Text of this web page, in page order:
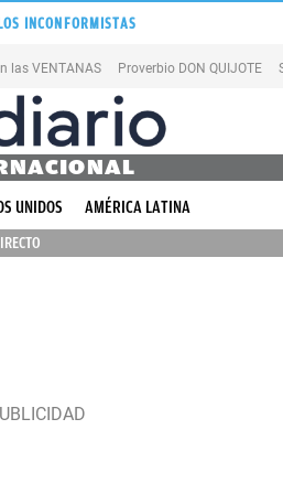
INCONFORMISTAS
las VENTANAS Proverbio DON QUIJOTE
UNIDOS
AMÉRICA LATINA